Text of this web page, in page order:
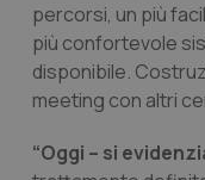
percorsi, un più
più confortevole
disponibile.
meeting con altri
“Oggi – si